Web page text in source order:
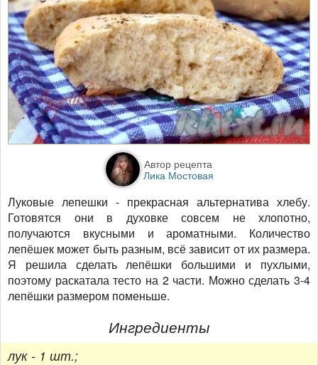
Автор рецепта
Лика Мостовая
Луковые лепешки - прекрасная альтернатива хлебу.
Готовятся они в духовке совсем не хлопотно,
получаются вкусными и ароматными. Количество
лепёшек может быть разным, всё зависит от их размера.
Я решила сделать лепёшки большими и пухлыми,
поэтому раскатала тесто на 2 части. Можно сделать 3-4
лепёшки размером поменьше.
Ингредиенты
лук - 1 шт.;